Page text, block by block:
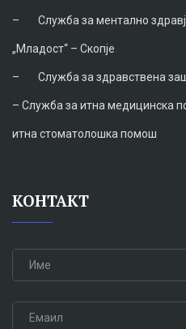
– Служба за ментално
„Младост“ – Скопје
– Служба за здравствена
– Служба за итна медицинска
итна стоматолошка помош
КОНТАКТ